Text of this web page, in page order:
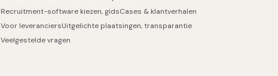
Recruitment-software kiezen, gidsCases & klantverhalen
Voor leveranciersUitgelichte plaatsingen, transparantie
Veelgestelde vragen